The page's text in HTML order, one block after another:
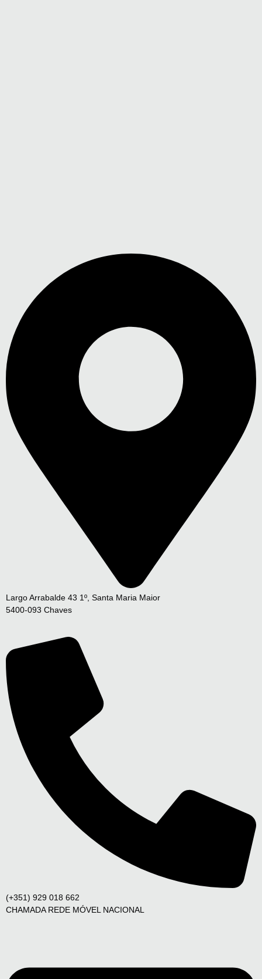
Largo Arrabalde 43 1º, Santa Maria Maior
5400-093 Chaves
(+351) 929 018 662
CHAMADA REDE MÓVEL NACIONAL